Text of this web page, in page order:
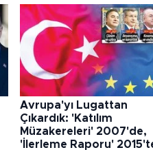
Avrupa'yı Lugattan
Çıkardık: 'Katılım
Müzakereleri' 2007'de,
'İlerleme Raporu'